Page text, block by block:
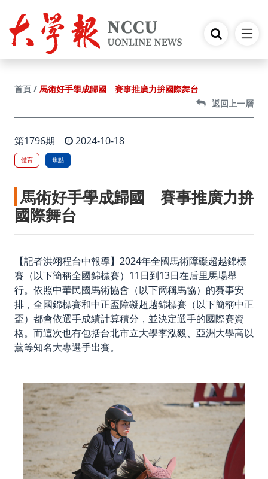
首頁
馬術好手學成歸國 賽事推廣力拚國際舞台
返回上一層
第1796期 2024-10-18
體育 焦點
馬術好手學成歸國 賽事推廣力拚
國際舞台
【記者洪翊程台中報導】2024年全國馬術障礙超越錦標
賽（以下簡稱全國錦標賽）11日到13日在后里馬場舉
行。依照中華民國馬術協會（以下簡稱馬協）的賽事安
排，全國錦標賽和中正盃障礙超越錦標賽（以下簡稱中正
盃）都會依選手成績計算積分，並決定選手的國際賽資
格。而這次也有包括台北市立大學李泓毅、亞洲大學高以
薰等知名大專選手出賽。